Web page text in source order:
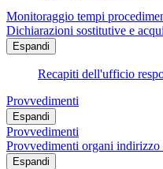
Monitoraggio tempi
Dichiarazioni sostitutive e
Espandi
Recapiti dell'ufficio
Provvedimenti
Espandi
Provvedimenti
Provvedimenti organi
Espandi